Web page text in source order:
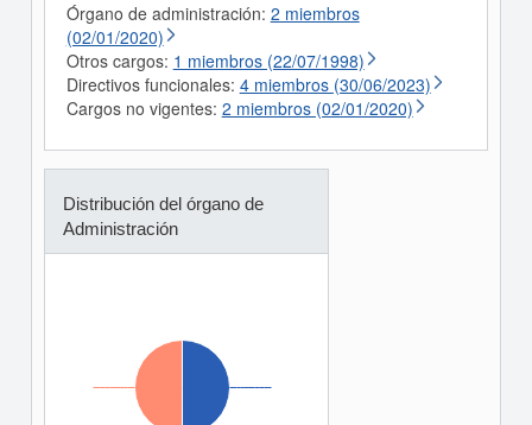
Órgano de administración: 2 miembros
(02/01/2020)
Otros cargos: 1 miembros (22/07/1998)
Directivos funcionales: 4 miembros (30/06/2023)
Cargos no vigentes: 2 miembros (02/01/2020)
Distribución del órgano de
Administración